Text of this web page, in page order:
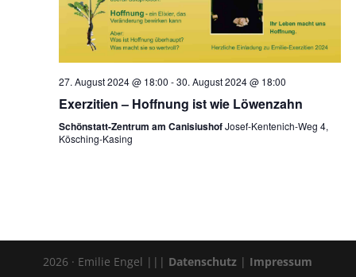
27. August 2024 @ 18:00 -30. August 2024 @ 18:00
Exerzitien – Hoffnung ist wie Löwenzahn
Schönstatt-Zentrum am CanisiushofJosef-Kentenich-Weg 4,
Kösching-Kasing
2026 · Emilie Engel ||| Datenschutz | Impressum